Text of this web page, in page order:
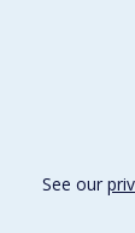
See our